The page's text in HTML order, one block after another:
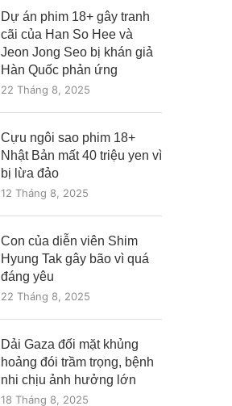
Dự án phim 18+ gây tranh
cãi của Han So Hee và
Jeon Jong Seo bị khán giả
Hàn Quốc phản ứng
22 Tháng 8, 2025
Cựu ngôi sao phim 18+
Nhật Bản mất 40 triệu yen vì
bị lừa đảo
12 Tháng 8, 2025
Con của diễn viên Shim
Hyung Tak gây bão vì quá
đáng yêu
22 Tháng 8, 2025
Dải Gaza đối mặt khủng
hoảng đói trầm trọng, bệnh
nhi chịu ảnh hưởng lớn
18 Tháng 8, 2025